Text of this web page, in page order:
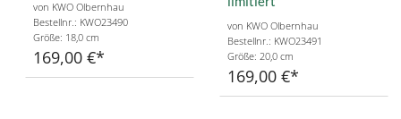
von KWO Olbernhau
Bestellnr.: KWO23490
Größe: 18,0 cm
169,00 €
von KWO Olbernhau
Bestellnr.: KWO23491
Größe: 20,0 cm
169,00 €